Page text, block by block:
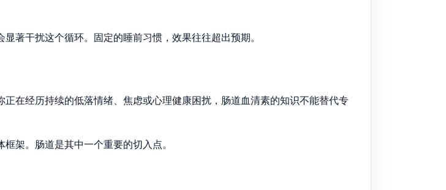
著干扰这个循环。固定的睡前习惯，效果往往超出预期。
在经历持续的低落情绪、焦虑或心理健康困扰，肠道血清素的知识不能替代专
架。肠道是其中一个重要的切入点。